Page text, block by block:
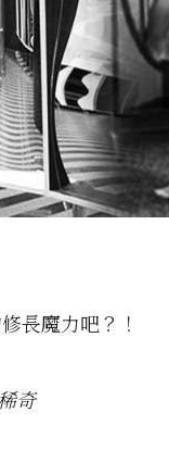
長魔力吧？！
奇